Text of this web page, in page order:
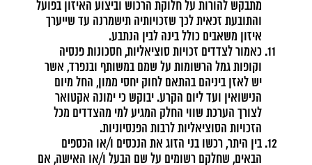
מתבקש להורות על חלוקת הרכוש וביצוע האיזון בפועל
והתובעת זכאית לכך שזכויותיה תישמרנה עד שייערך
איזון משאבים כולל בינה לבין הנתבע.
כאמור לצדדים זכויות סוציאליות, חסכונות פנסיה
וקופות גמל הרשומות על שמם במשותף ובנפרד, אשר
יש לאזן ביניהם בהתאם לחוק יחסי ממון, החל מיום
הנישואין ועד ליום הקרע. יבוקש כי ימונה אקטואר
לצורך הערכת שווי החלק המגיע למי מהצדדים מכל
הזכויות הסוציאליות לרבות הפנסיוניות.
בין היתר, רכשו בני הזוג את הנכסים ו/או הכספים
הבאים, שחלקם רשומים על שם הבעל ו/או האישה, אם